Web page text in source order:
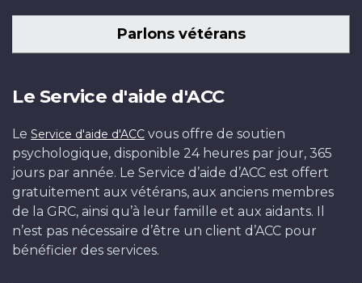
Parlons vétérans
Le Service d'aide d'ACC
Le Service d'aide d'ACC vous offre de soutien
psychologique, disponible 24 heures par jour, 365
jours par année. Le Service d’aide d’ACC est offert
gratuitement aux vétérans, aux anciens membres
de la GRC, ainsi qu’à leur famille et aux aidants. Il
n’est pas nécessaire d’être un client d’ACC pour
bénéficier des services.